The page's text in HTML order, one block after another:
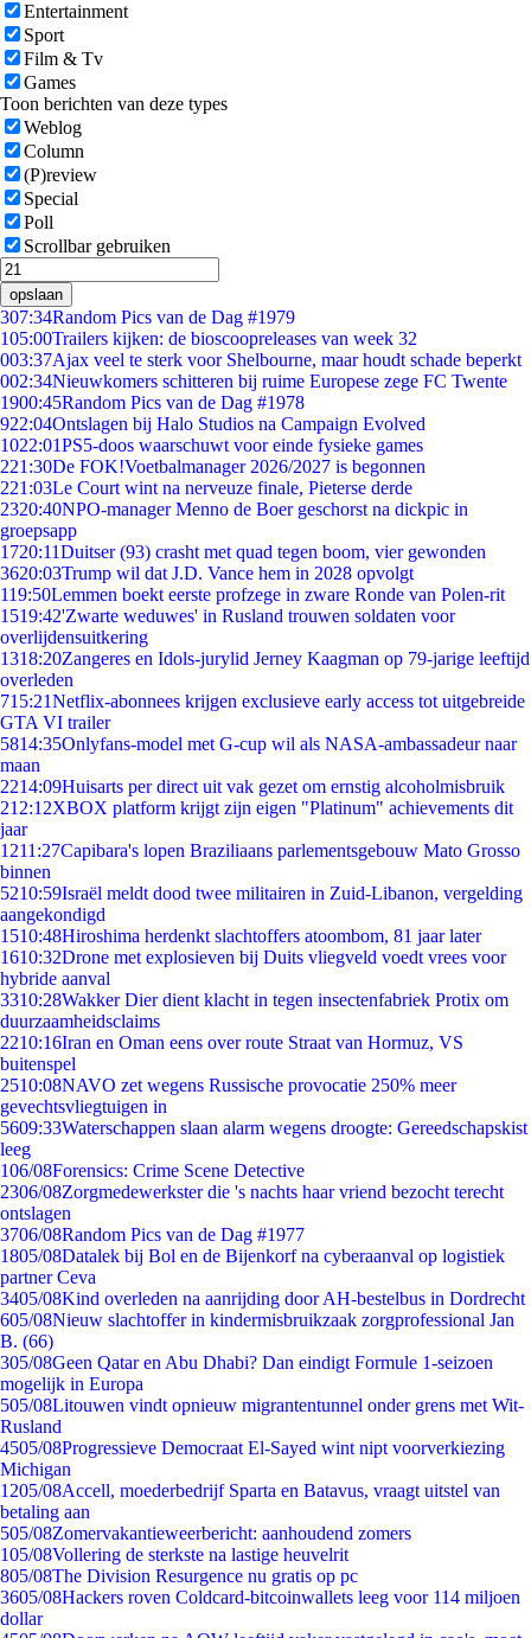
Entertainment
Sport
Film & Tv
Games
Toon berichten van deze types
Weblog
Column
(P)review
Special
Poll
Scrollbar gebruiken
opslaan
307:34Random Pics van de Dag #1979
105:00Trailers kijken: de bioscoopreleases van week 32
003:37Ajax veel te sterk voor Shelbourne, maar houdt schade beperkt
002:34Nieuwkomers schitteren bij ruime Europese zege FC Twente
1900:45Random Pics van de Dag #1978
922:04Ontslagen bij Halo Studios na Campaign Evolved
1022:01PS5-doos waarschuwt voor einde fysieke games
221:30De FOK!Voetbalmanager 2026/2027 is begonnen
221:03Le Court wint na nerveuze finale, Pieterse derde
2320:40NPO-manager Menno de Boer geschorst na dickpic in
groepsapp
1720:11Duitser (93) crasht met quad tegen boom, vier gewonden
3620:03Trump wil dat J.D. Vance hem in 2028 opvolgt
119:50Lemmen boekt eerste profzege in zware Ronde van Polen-rit
1519:42'Zwarte weduwes' in Rusland trouwen soldaten voor
overlijdensuitkering
1318:20Zangeres en Idols-jurylid Jerney Kaagman op 79-jarige leeftijd
overleden
715:21Netflix-abonnees krijgen exclusieve early access tot uitgebreide
GTA VI trailer
5814:35Onlyfans-model met G-cup wil als NASA-ambassadeur naar
maan
2214:09Huisarts per direct uit vak gezet om ernstig alcoholmisbruik
212:12XBOX platform krijgt zijn eigen "Platinum" achievements dit
jaar
1211:27Capibara's lopen Braziliaans parlementsgebouw Mato Grosso
binnen
5210:59Israël meldt dood twee militairen in Zuid-Libanon, vergelding
aangekondigd
1510:48Hiroshima herdenkt slachtoffers atoombom, 81 jaar later
1610:32Drone met explosieven bij Duits vliegveld voedt vrees voor
hybride aanval
3310:28Wakker Dier dient klacht in tegen insectenfabriek Protix om
duurzaamheidsclaims
2210:16Iran en Oman eens over route Straat van Hormuz, VS
buitenspel
2510:08NAVO zet wegens Russische provocatie 250% meer
gevechtsvliegtuigen in
5609:33Waterschappen slaan alarm wegens droogte: Gereedschapskist
leeg
106/08Forensics: Crime Scene Detective
2306/08Zorgmedewerkster die 's nachts haar vriend bezocht terecht
ontslagen
3706/08Random Pics van de Dag #1977
1805/08Datalek bij Bol en de Bijenkorf na cyberaanval op logistiek
partner Ceva
3405/08Kind overleden na aanrijding door AH-bestelbus in Dordrecht
605/08Nieuw slachtoffer in kindermisbruikzaak zorgprofessional Jan
B. (66)
305/08Geen Qatar en Abu Dhabi? Dan eindigt Formule 1-seizoen
mogelijk in Europa
505/08Litouwen vindt opnieuw migrantentunnel onder grens met Wit-
Rusland
4505/08Progressieve Democraat El-Sayed wint nipt voorverkiezing
Michigan
1205/08Accell, moederbedrijf Sparta en Batavus, vraagt uitstel van
betaling aan
505/08Zomervakantieweerbericht: aanhoudend zomers
105/08Vollering de sterkste na lastige heuvelrit
805/08The Division Resurgence nu gratis op pc
3605/08Hackers roven Coldcard-bitcoinwallets leeg voor 114 miljoen
dollar